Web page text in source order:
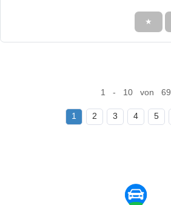
★
1 - 10 von 69
1 2 3 4 5